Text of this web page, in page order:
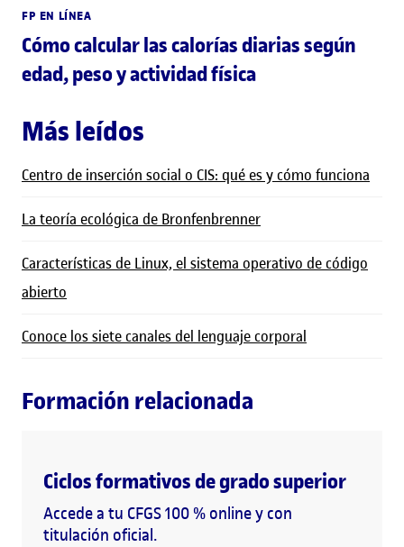
FP EN LÍNEA
Cómo calcular las calorías diarias según
edad, peso y actividad física
Más leídos
Centro de inserción social o CIS: qué es y cómo funciona
La teoría ecológica de Bronfenbrenner
Características de Linux, el sistema operativo de código
abierto
Conoce los siete canales del lenguaje corporal
Formación relacionada
Ciclos formativos de grado superior
Accede a tu CFGS 100 % online y con
titulación oficial.